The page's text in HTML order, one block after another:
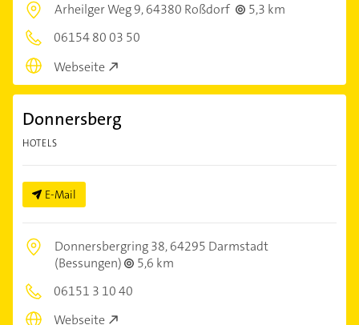
Arheilger Weg 9,64380 Roßdorf
5,3 km
06154 80 03 50
Webseite
Donnersberg
HOTELS
E-Mail
Donnersbergring 38,64295 Darmstadt
(Bessungen)
5,6 km
06151 3 10 40
Webseite